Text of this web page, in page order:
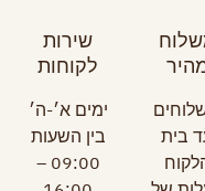
בית
שירות
לקוחות
ימים א׳-ה׳
בין השעות
09:00 –